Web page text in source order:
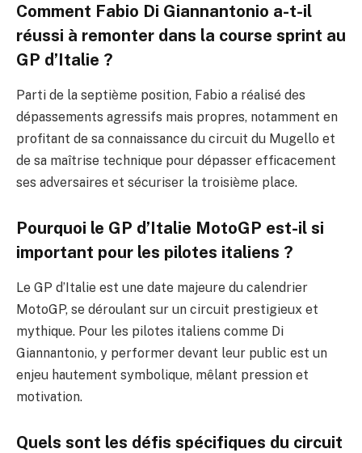
Comment Fabio Di Giannantonio a-t-il
réussi à remonter dans la course sprint au
GP d’Italie ?
Parti de la septième position, Fabio a réalisé des
dépassements agressifs mais propres, notamment en
profitant de sa connaissance du circuit du Mugello et
de sa maîtrise technique pour dépasser efficacement
ses adversaires et sécuriser la troisième place.
Pourquoi le GP d’Italie MotoGP est-il si
important pour les pilotes italiens ?
Le GP d’Italie est une date majeure du calendrier
MotoGP, se déroulant sur un circuit prestigieux et
mythique. Pour les pilotes italiens comme Di
Giannantonio, y performer devant leur public est un
enjeu hautement symbolique, mêlant pression et
motivation.
Quels sont les défis spécifiques du circuit